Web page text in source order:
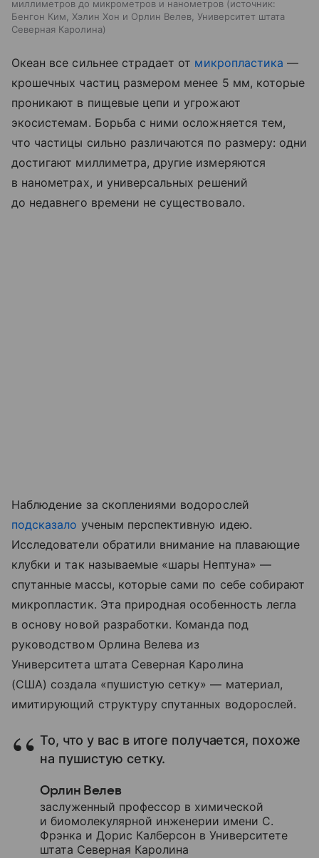
миллиметров до микрометров и нанометров
источник:
Бенгон Ким, Хэлин Хон и Орлин Велев, Университет штата
Северная Каролина
Океан все сильнее страдает от микропластика —
крошечных частиц размером менее 5 мм, которые
проникают в пищевые цепи и угрожают
экосистемам. Борьба с ними осложняется тем,
что частицы сильно различаются по размеру: одни
достигают миллиметра, другие измеряются
в нанометрах, и универсальных решений
до недавнего времени не существовало.
Наблюдение за скоплениями водорослей
подсказало ученым перспективную идею.
Исследователи обратили внимание на плавающие
клубки и так называемые «шары Нептуна» —
спутанные массы, которые сами по себе собирают
микропластик. Эта природная особенность легла
в основу новой разработки. Команда под
руководством Орлина Велева из
Университета штата Северная Каролина
(США) создала «пушистую сетку» — материал,
имитирующий структуру спутанных водорослей.
То, что у вас в итоге получается, похоже
на пушистую сетку.
Орлин Велев
заслуженный профессор в химической
и биомолекулярной инженерии имени С.
Фрэнка и Дорис Калберсон в Университете
штата Северная Каролина